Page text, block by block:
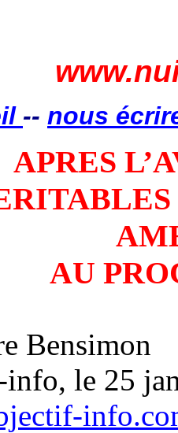
-- nous
APRES
AU
Bensimon
le 25